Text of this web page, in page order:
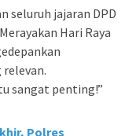
seluruh jajaran DPD
Hari Raya
relevan.
sangat penting!”
Polres